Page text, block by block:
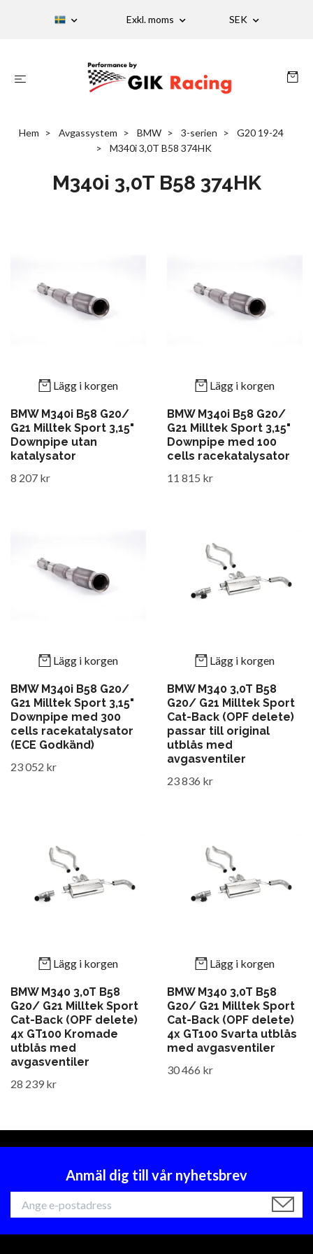
Exkl. moms SEK
Hem Avgassystem BMW 3-serien
G20 19-24
M340i 3,0T B58 374HK
M340i 3,0T B58 374HK
Lägg i korgen
BMW M340i B58 G20/
G21 Milltek Sport 3,15"
Downpipe utan
katalysator
8 207 kr
Lägg i korgen
BMW M340i B58 G20/
G21 Milltek Sport 3,15"
Downpipe med 100
cells racekatalysator
11 815 kr
Lägg i korgen
BMW M340i B58 G20/
G21 Milltek Sport 3,15"
Downpipe med 300
cells racekatalysator
(ECE Godkänd)
23 052 kr
Lägg i korgen
BMW M340 3,0T B58
G20/ G21 Milltek Sport
Cat-Back (OPF delete)
passar till original
utblås med
avgasventiler
23 836 kr
Lägg i korgen
BMW M340 3,0T B58
G20/ G21 Milltek Sport
Cat-Back (OPF delete)
4x GT100 Kromade
utblås med
avgasventiler
28 239 kr
Lägg i korgen
BMW M340 3,0T B58
G20/ G21 Milltek Sport
Cat-Back (OPF delete)
4x GT100 Svarta utblås
med avgasventiler
30 466 kr
Anmäl dig till vår nyhetsbrev